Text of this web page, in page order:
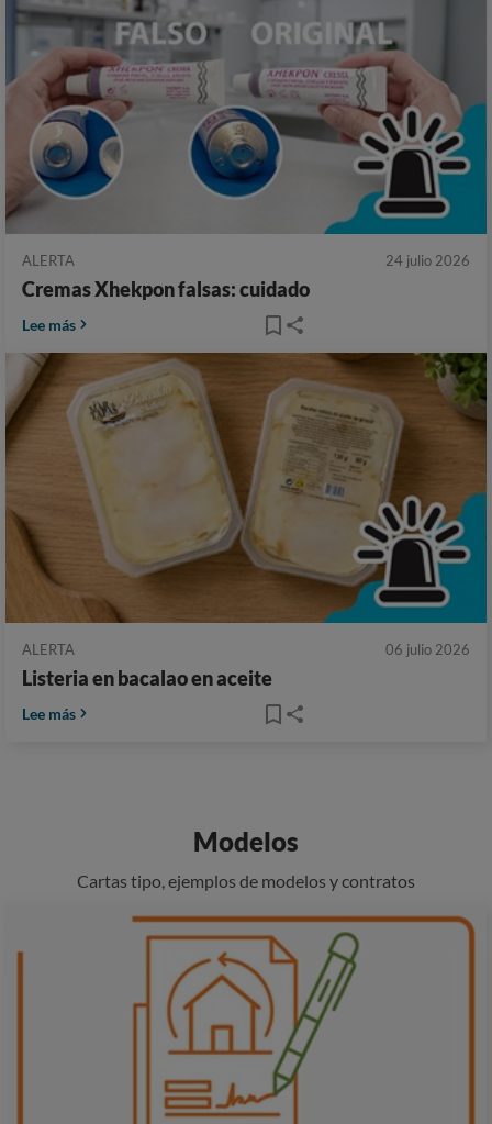
ALERTA 24 julio 2026
Cremas Xhekpon falsas: cuidado
Lee más
ALERTA 06 julio 2026
Listeria en bacalao en aceite
Lee más
Modelos
Cartas tipo, ejemplos de modelos y contratos